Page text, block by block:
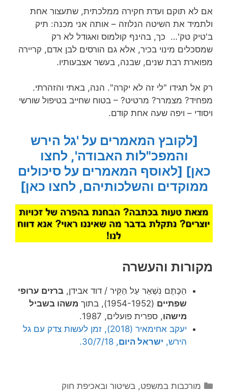
אם לא תוקם ועדת חקירה ממלכתית, שתעצור אחת
ולתמיד את השיטה הנלוזה – אותה אני מכנה: תיק
ב'טיק טק'… כך, בהינף קולמוס ואגודל לא רק
שמסכלים מינוי בכיר, אלא גם הורסים לבן אדם, קריירה
מפוארת רבת שנים, שבנה, בעשר אצבעותיו.
רק אל תגידו "לי זה לא יקרה". הנה, באתי והזהרתי.
מפחיד? מצמרר? מרטיט? – בטוח שחייב בטיפול שורשי
ויסודי – ויפה שעה אחת קודם.
[לקובץ המאמרים על 'גל הירש
והמפכ"לות האבודה', לחצו
כאן] [לאוסף המאמרים על סיכולים
ממוקדים והשלכותיהם, לחצו כאן]
מקורות והעשרה
הַכֶּתֶם נִשְׁאַר עַל הַקִּיר / דוד אבידן, ברזים ערופי
שפתיים (1954-1952), בתוך
משהו בשביל
מישהו, ספרית פועלים, 1987.
יעקב אחימאיר (2018), זמן לעשות צדק עם גל
הירש, ישראל היום, 30/7/18.
קטגוריות
מורכבות במשפט, בשיטור ובאכיפת חוק